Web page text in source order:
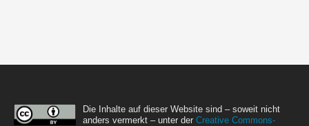
Die Inhalte auf dieser Website sind – soweit nicht
anders vermerkt – unter der Creative Commons-